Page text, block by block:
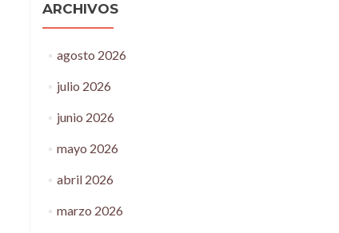
ARCHIVOS
agosto 2026
julio 2026
junio 2026
mayo 2026
abril 2026
marzo 2026